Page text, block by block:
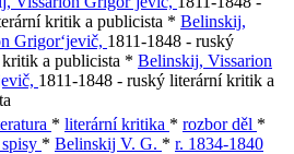
kritik a publicista * Belinskij,
Grigor‘jevič, 1811-1848 - ruský
a publicista * Belinskij, Vissarion
1811-1848 - ruský literární kritik a
* literární kritika * rozbor děl *
* Belinskij V. G. * r. 1834-1840